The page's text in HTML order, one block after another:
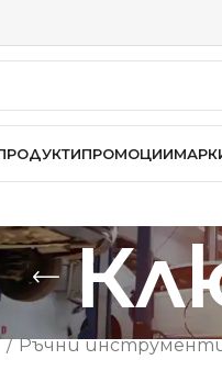
ПРОМОЦИИ
Ръчни